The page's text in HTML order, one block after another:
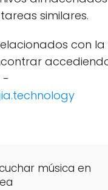
similares.
con
-
música en